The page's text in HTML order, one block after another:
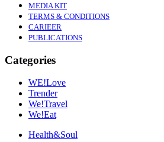
MEDIA KIT
TERMS & CONDITIONS
CARIEER
PUBLICATIONS
Categories
WE!Love
Trender
We!Travel
We!Eat
Health&Soul